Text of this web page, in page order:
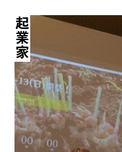
起業家